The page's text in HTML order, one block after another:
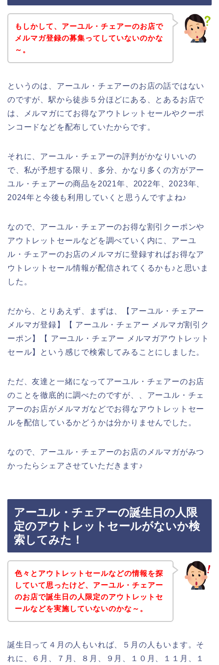
もしかして、アーユル・チェアーのお店で
メルマガ登録の募集ってしていないのかな
～。
というのは、アーユル・チェアーのお店の話ではない
のですが、駅から徒歩５分ほどにある、とあるお店で
は、メルマガにてお得なアウトレットセールやクーポ
ンコードなどを配布していたからです。
それに、アーユル・チェアーの評判がかなりいいの
で、私が予想する限り、多分、かなり多くの方がアー
ユル・チェアーの商品を2021年、2022年、2023年、
2024年と今後も利用していくと思うんですよね♪
なので、アーユル・チェアーのお得な割引クーポンや
アウトレットセールなどを調べていく内に、アーユ
ル・チェアーのお店のメルマガに登録すればお得なア
ウトレットセール情報が配信されてくるかも♪と思いま
した。
だから、とりあえず、まずは、【アーユル・チェアー
メルマガ登録】【 アーユル・チェアー メルマガ割引ク
ーポン】【 アーユル・チェアー メルマガアウトレット
セール】という感じで検索してみることにしました。
ただ、友達と一緒になってアーユル・チェアーのお店
のことを徹底的に調べたのですが、、アーユル・チェ
アーのお店がメルマガなどでお得なアウトレットセー
ルを配信しているかどうかは分かりませんでした。
なので、アーユル・チェアーのお店のメルマガがみつ
かったらシェアさせていただきます♪
アーユル・チェアーの誕生日の人限
定のアウトレットセールがないか検
索してみた！
色々とアウトレットセールなどの情報を探
していて思ったけど、アーユル・チェアー
のお店で誕生日の人限定のアウトレットセ
ールなどを実施していないのかな～。
誕生日って４月の人もいれば、５月の人もいます。そ
れに、６月、７月、８月、９月、１０月、１１月、１